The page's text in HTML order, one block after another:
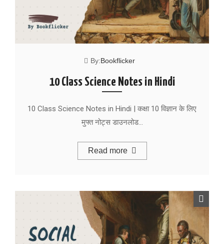
By:Bookflicker
10 Class Science Notes in Hindi
10 Class Science Notes in Hindi | कक्षा 10 विज्ञान के लिए
मुफ्त नोट्स डाउनलोड…
Read more